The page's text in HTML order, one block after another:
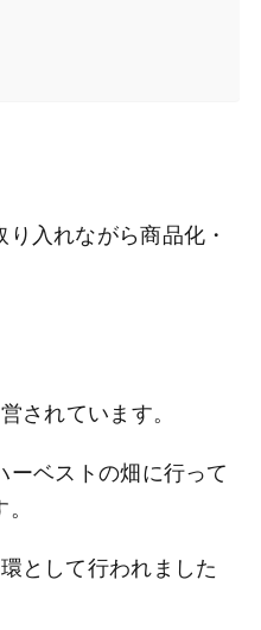
入れながら商品化・
されています。
ベストの畑に行って
として行われました